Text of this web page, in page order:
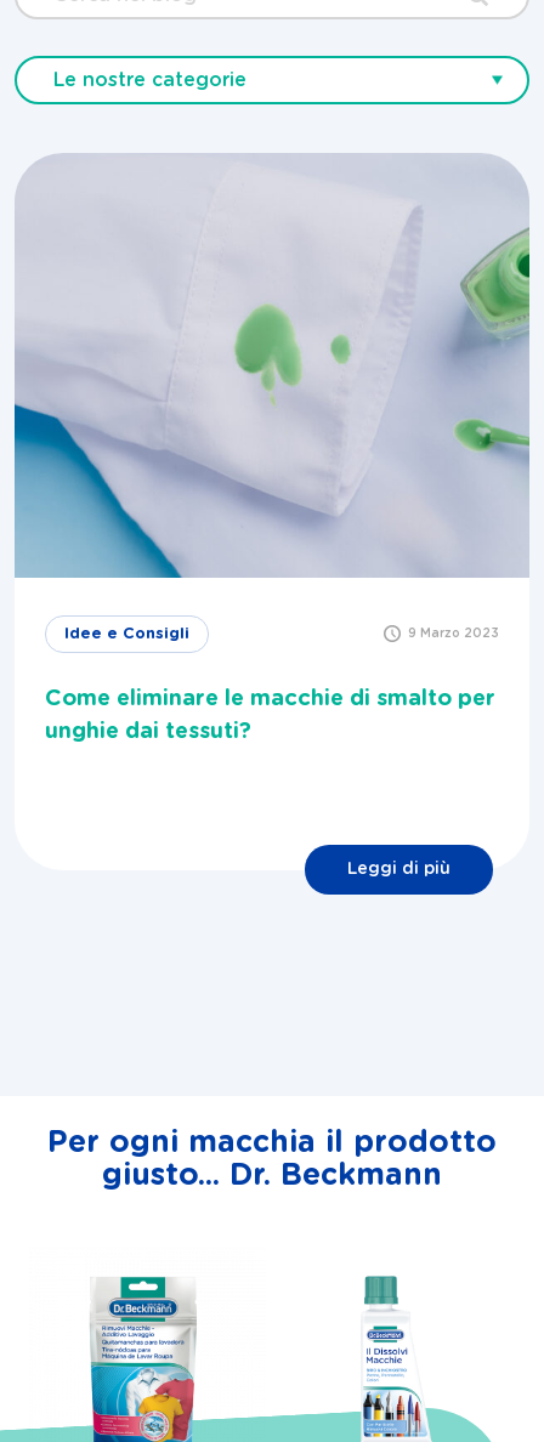
nel
Le nostre categorie
Idee e Consigli 9 Marzo 2023
Come eliminare le macchie di smalto per
unghie dai tessuti?
Leggi di più
Per ogni macchia il prodotto
giusto... Dr. Beckmann